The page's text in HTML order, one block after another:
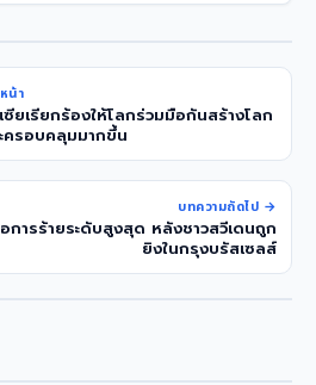
น้า
ซียเรียกร้องให้โลกร่วมมือกันสร้างโลก
ครอบคลุมมากขึ้น
บทความถัดไป →
การร้ายระดับสูงสุด หลังชาวสวีเดนถูก
ยิงในกรุงบรัสเซลส์